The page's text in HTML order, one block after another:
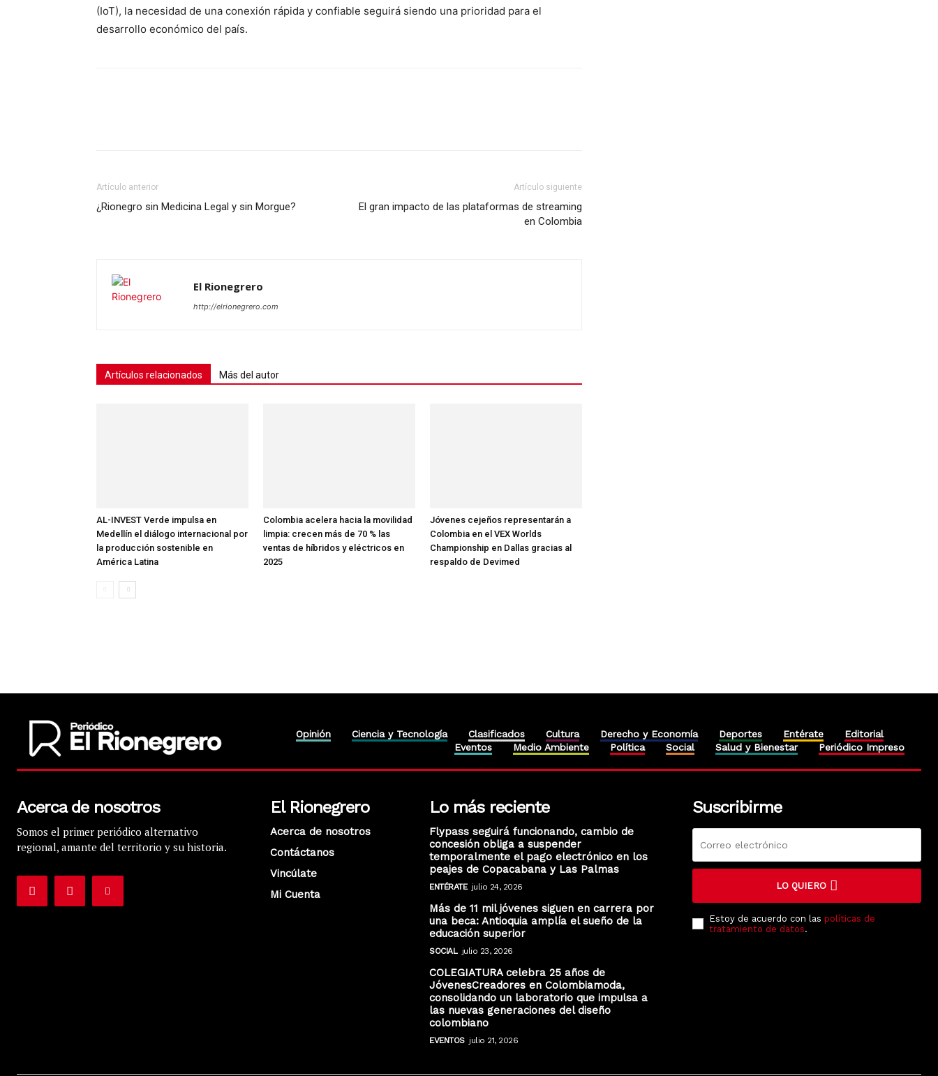
(IoT), la necesidad de una conexión rápida y confiable seguirá siendo una prioridad para el
desarrollo económico del país.
Artículo anterior
¿Rionegro sin Medicina Legal y sin Morgue?
Artículo siguiente
El gran impacto de las plataformas de streaming
en Colombia
El Rionegrero
http://elrionegrero.com
Artículos relacionados Más del autor
AL-INVEST Verde impulsa en
Medellín el diálogo internacional por
la producción sostenible en
América Latina
Colombia acelera hacia la movilidad
limpia: crecen más de 70 % las
ventas de híbridos y eléctricos en
2025
Jóvenes cejeños representarán a
Colombia en el VEX Worlds
Championship en Dallas gracias al
respaldo de Devimed
Opinión Ciencia y Tecnología Clasificados Cultura Derecho y Economía Deportes Entérate
Editorial
Eventos
Medio Ambiente Política Social Salud y Bienestar Periódico Impreso
Acerca de nosotros
Somos el primer periódico alternativo
regional, amante del territorio y su historia.
El Rionegrero
Acerca de nosotros
Contáctanos
Vincúlate
Mi Cuenta
Lo más reciente
Flypass seguirá funcionando, cambio de
concesión obliga a suspender
temporalmente el pago electrónico en los
peajes de Copacabana y Las Palmas
ENTÉRATE julio 24, 2026
Más de 11 mil jóvenes siguen en carrera por
una beca: Antioquia amplía el sueño de la
educación superior
SOCIAL julio 23, 2026
COLEGIATURA celebra 25 años de
JóvenesCreadores en Colombiamoda,
consolidando un laboratorio que impulsa a
las nuevas generaciones del diseño
colombiano
EVENTOS julio 21, 2026
Suscribirme
LO QUIERO
Estoy de acuerdo con las políticas de
tratamiento de datos.